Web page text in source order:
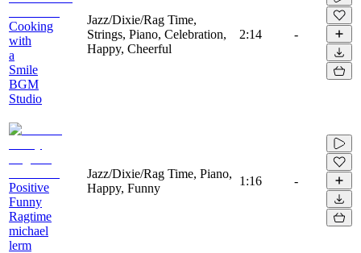
Cooking
with
a
Smile
BGM
Studio
Jazz/Dixie/Rag Time,
Strings, Piano, Celebration,
Happy, Cheerful
2:14 -
Positive
Funny
Ragtime
michael
lerm
Jazz/Dixie/Rag Time, Piano,
Happy, Funny
1:16 -